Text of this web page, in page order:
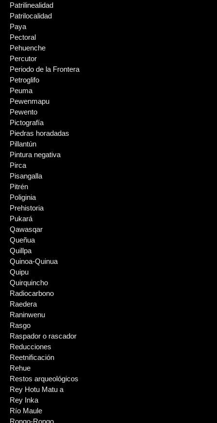
Patrilinealidad
Patrilocalidad
Paya
Pectoral
Pehuenche
Percutor
Periodo de la Frontera
Petroglifo
Peuma
Pewenmapu
Pewento
Pictografía
Piedras horadadas
Pillantún
Pintura negativa
Pirca
Pisangalla
Pitrén
Poliginia
Prehistoria
Pukará
Qawasqar
Queñua
Quillpa
Quinoa-Quinua
Quipu
Quirquincho
Radiocarbono
Raedera
Raninwenu
Rasgo
Raspador o rascador
Reducciones
Reetnificación
Rehue
Restos arqueológicos
Rey Hotu Matu a
Rey Inka
Río Maule
Rongo-Rongo